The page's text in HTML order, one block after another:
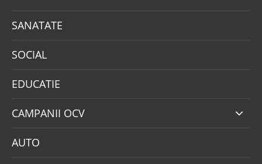
SANATATE
SOCIAL
EDUCATIE
CAMPANII OCV
AUTO